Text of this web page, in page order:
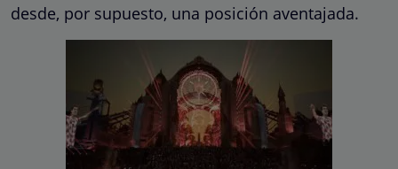
desde, por supuesto, una posición aventajada.